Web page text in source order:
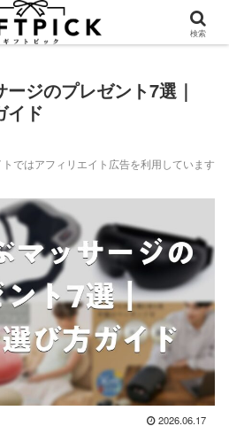
ジのプレゼント7選｜
イド
ではアフィリエイト広告を利用しています
2026.06.17
検索